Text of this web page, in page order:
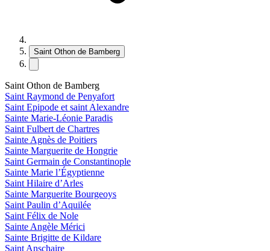
Saint Othon de Bamberg
Saint Othon de Bamberg
Saint Raymond de Penyafort
Saint Epipode et saint Alexandre
Sainte Marie-Léonie Paradis
Saint Fulbert de Chartres
Sainte Agnès de Poitiers
Sainte Marguerite de Hongrie
Saint Germain de Constantinople
Sainte Marie l’Égyptienne
Saint Hilaire d’Arles
Sainte Marguerite Bourgeoys
Saint Paulin d’Aquilée
Saint Félix de Nole
Sainte Angèle Mérici
Sainte Brigitte de Kildare
Saint Anschaire